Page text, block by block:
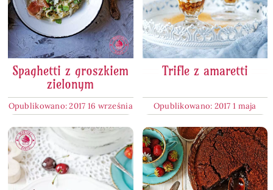
Spaghetti z groszkiem
zielonym
Opublikowano: 2017 16 września
Trifle z amaretti
Opublikowano: 2017 1 maja